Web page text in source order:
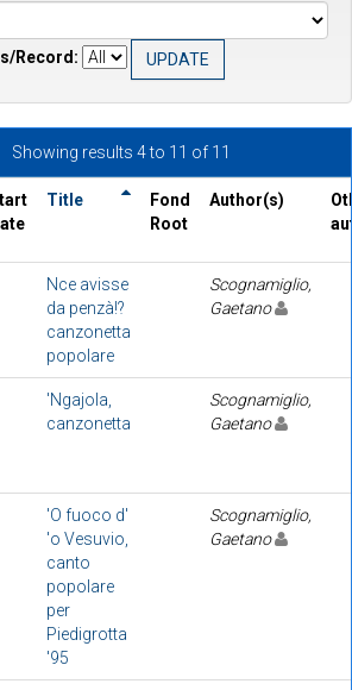
Record:
Showing results 4 to 11 of 11
Title
Fond
Root
Author(s)
Nce avisse
da penzà!?
canzonetta
popolare
Scognamiglio,
Gaetano
'Ngajola,
canzonetta
Scognamiglio,
Gaetano
'O fuoco d'
'o Vesuvio,
canto
popolare
per
Piedigrotta
'95
Scognamiglio,
Gaetano